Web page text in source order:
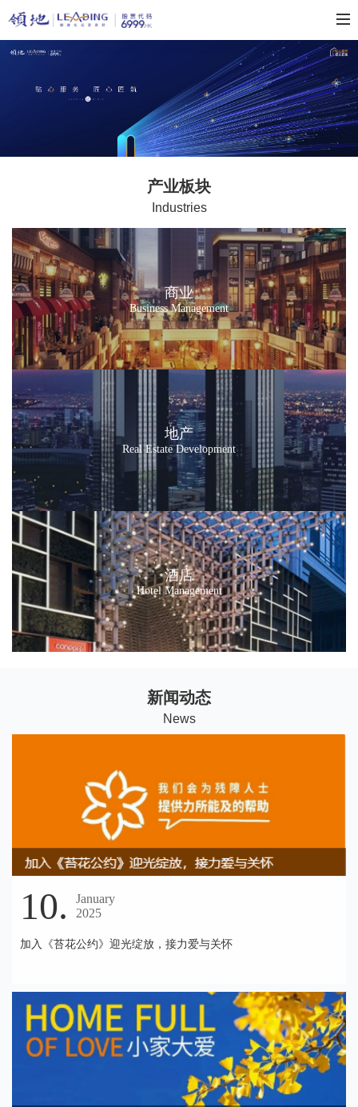
产业板块
Industries
商业
Business Management
地产
Real Estate Development
酒店
Hotel Management
新闻动态
News
10.
January
2025
加入《苔花公约》迎光绽放，接力爱与关怀